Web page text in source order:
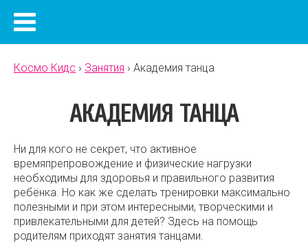
Космо Кидс › Занятия › Академия танца
АКАДЕМИЯ ТАНЦА
Ни для кого не секрет, что активное
времяпрепровождение и физические нагрузки
необходимы для здоровья и правильного развития
ребёнка. Но как же сделать тренировки максимально
полезными и при этом интересными, творческими и
привлекательными для детей? Здесь на помощь
родителям приходят занятия танцами.